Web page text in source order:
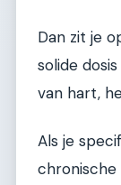
Dan zit je
solide
van hart,
Als je